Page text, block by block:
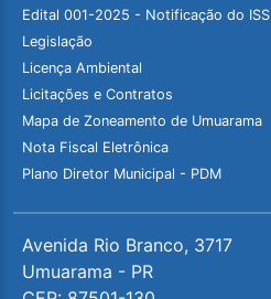
Edital 001-2025 - Notificação do ISS
Legislação
Licença Ambiental
Licitações e Contratos
Mapa de Zoneamento de Umuarama
Nota Fiscal Eletrônica
Plano Diretor Municipal - PDM
Avenida Rio Branco, 3717
Umuarama - PR